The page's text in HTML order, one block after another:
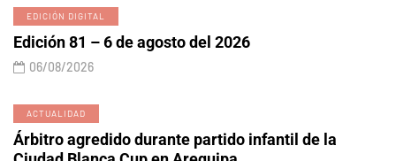
EDICIÓN DIGITAL
Edición 81 – 6 de agosto del 2026
06/08/2026
ACTUALIDAD
Árbitro agredido durante partido infantil de la